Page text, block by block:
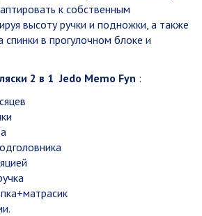
к собственным
высоту ручки и подножки, а также
спинки в прогулочном блоке и
2 в 1 Jedo Memo Fyn :